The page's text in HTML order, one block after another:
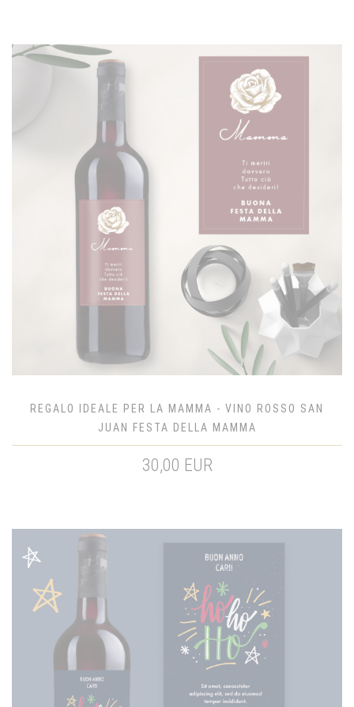
REGALO IDEALE PER LA MAMMA - VINO ROSSO SAN
JUAN FESTA DELLA MAMMA
30,00 EUR